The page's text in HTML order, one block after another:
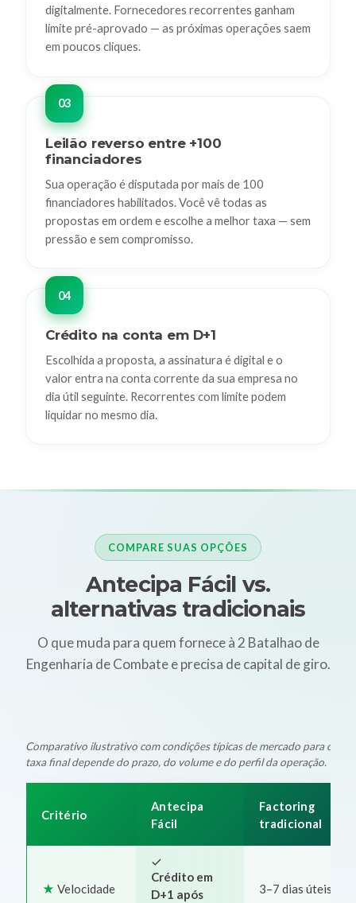
digitalmente. Fornecedores recorrentes ganham
limite pré-aprovado — as próximas operações saem
em poucos cliques.
Leilão reverso entre +100
financiadores
Sua operação é disputada por mais de 100
financiadores habilitados. Você vê todas as
propostas em ordem e escolhe a melhor taxa — sem
pressão e sem compromisso.
Crédito na conta em D+1
Escolhida a proposta, a assinatura é digital e o
valor entra na conta corrente da sua empresa no
dia útil seguinte. Recorrentes com limite podem
liquidar no mesmo dia.
COMPARE SUAS OPÇÕES
Antecipa Fácil vs.
alternativas tradicionais
O que muda para quem fornece à 2 Batalhao de
Engenharia de Combate e precisa de capital de giro.
Comparativo ilustrativo com condições típicas de mercado para
taxa final depende do prazo, do volume e do perfil da operação.
Critério
Antecipa
Fácil
Factoring
tradicional
Velocidade
Crédito em
D+1 após
3–7 dias úteis